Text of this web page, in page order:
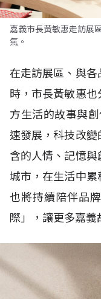
嘉義市長黃敏惠走訪展
氣。
在走訪展區、與
時，市長黃敏惠
方生活的故事與
速發展，科技改
含的人情、記憶
城市，在生活中
也將持續陪伴品
際」，讓更多嘉義